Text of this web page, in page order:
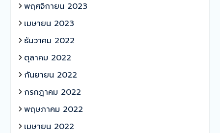
พฤศจิกายน 2023
เมษายน 2023
ธันวาคม 2022
ตุลาคม 2022
กันยายน 2022
กรกฎาคม 2022
พฤษภาคม 2022
เมษายน 2022